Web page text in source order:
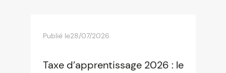
Publié le28/07/2026
Taxe d’apprentissage 2026 : le